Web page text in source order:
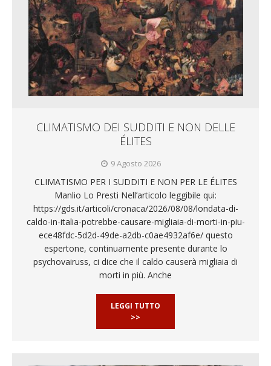
CLIMATISMO DEI SUDDITI E NON DELLE
ÉLITES
9 Agosto 2026
CLIMATISMO PER I SUDDITI E NON PER LE ÉLITES
Manlio Lo Presti Nell’articolo leggibile qui:
https://gds.it/articoli/cronaca/2026/08/08/londata-di-
caldo-in-italia-potrebbe-causare-migliaia-di-morti-in-piu-
ece48fdc-5d2d-49de-a2db-c0ae4932af6e/ questo
espertone, continuamente presente durante lo
psychovairuss, ci dice che il caldo causerà migliaia di
morti in più. Anche
LEGGI TUTTO
>>